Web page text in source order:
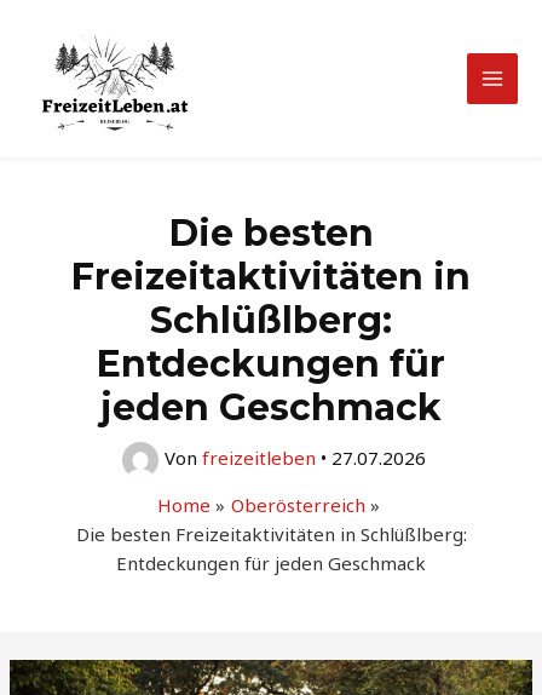
springen
Main
Die besten
Freizeitaktivitäten in
Schlüßlberg:
Entdeckungen für
jeden Geschmack
Von freizeitleben • 27.07.2026
Home
Oberösterreich
Die besten Freizeitaktivitäten in Schlüßlberg:
Entdeckungen für jeden Geschmack